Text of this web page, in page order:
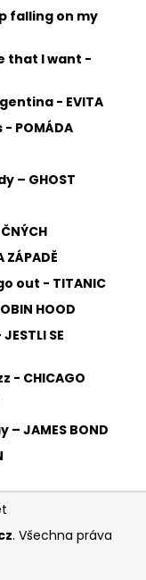
falling on my
that I want -
- EVITA
POMÁDA
– GHOST
out - TITANIC
HOOD
SE
- CHICAGO
JAMES BOND
. Všechna práva